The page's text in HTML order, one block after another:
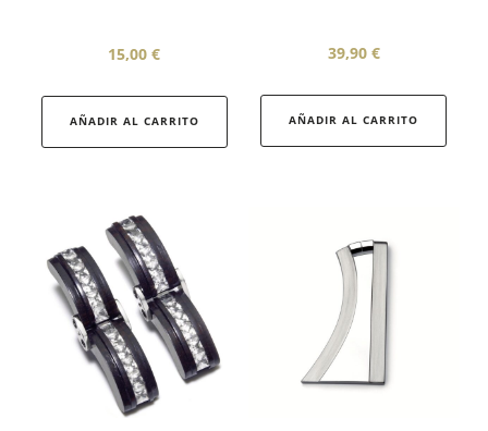
15,00€
AÑADIR AL CARRITO
39,90 €
AÑADIR AL CARRITO